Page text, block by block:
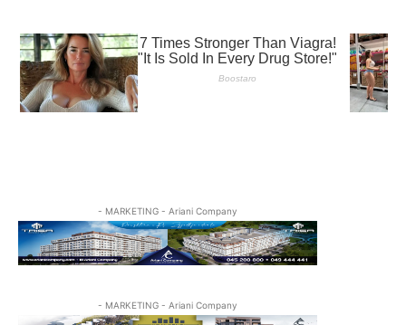
- MARKETING - Ariani Company
- MARKETING - Ariani Company